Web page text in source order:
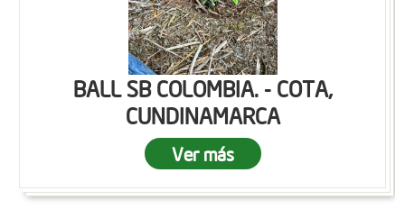
BALL SB COLOMBIA. - COTA,
CUNDINAMARCA
Ver más